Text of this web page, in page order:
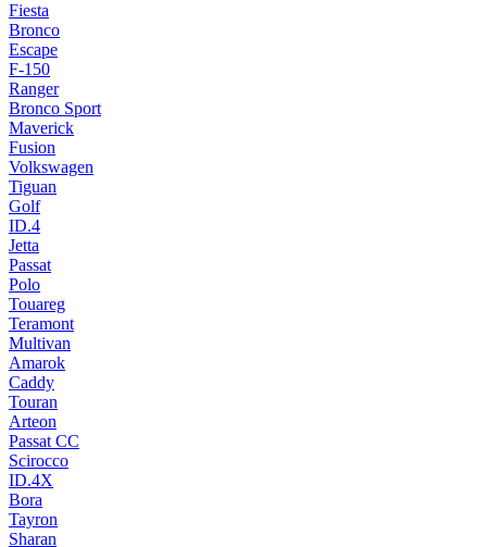
Fiesta
Bronco
Escape
F-150
Ranger
Bronco Sport
Maverick
Fusion
Volkswagen
Tiguan
Golf
ID.4
Jetta
Passat
Polo
Touareg
Teramont
Multivan
Amarok
Caddy
Touran
Arteon
Passat CC
Scirocco
ID.4X
Bora
Tayron
Sharan